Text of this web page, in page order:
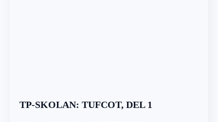
TP-SKOLAN: TUFCOT, DEL 1